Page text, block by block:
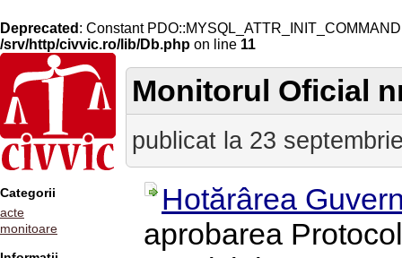
Deprecated : Constant
/srv/http/civvic.ro/lib/Db.php on line 11
Categorii
acte
monitoare
Monitorul Oficial
publicat la 23
Hotărârea
aprobarea